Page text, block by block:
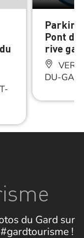
Pont du
rive
DU-
du Gard sur
!